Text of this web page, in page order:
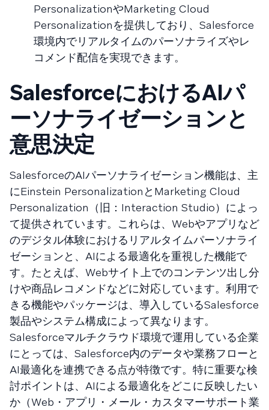
PersonalizationやMarketing Cloud
Personalizationを提供しており、Salesforce
環境内でリアルタイムのパーソナライズやレ
コメンド配信を実現できます。
SalesforceにおけるAIパ
ーソナライゼーションと
意思決定
SalesforceのAIパーソナライゼーション機能は、主
にEinstein PersonalizationとMarketing Cloud
Personalization（旧：Interaction Studio）によっ
て提供されています。これらは、Webやアプリなど
のデジタル体験におけるリアルタイムパーソナライ
ゼーションと、AIによる最適化を重視した機能で
す。たとえば、Webサイト上でのコンテンツ出し分
けや商品レコメンドなどに対応しています。利用で
きる機能やパッケージは、導入しているSalesforce
製品やシステム構成によって異なります。
Salesforceマルチクラウド環境で運用している企業
にとっては、Salesforce内のデータや業務フローと
AI最適化を連携できる点が特徴です。特に重要な検
討ポイントは、AIによる最適化をどこに反映したい
か（Web・アプリ・メール・カスタマーサポート業